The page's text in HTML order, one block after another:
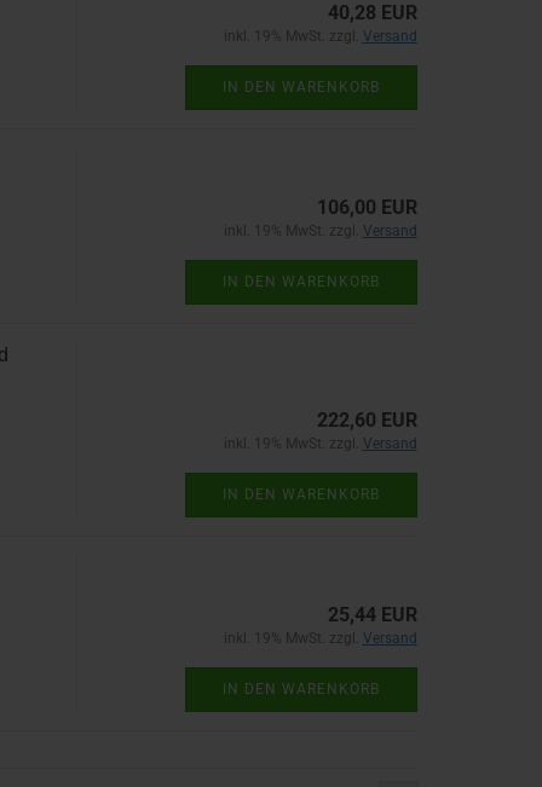
40,28 EUR
inkl. 19% MwSt. zzgl. Versand
IN DEN WARENKORB
106,00 EUR
inkl. 19% MwSt. zzgl. Versand
IN DEN WARENKORB
222,60 EUR
inkl. 19% MwSt. zzgl. Versand
IN DEN WARENKORB
25,44 EUR
inkl. 19% MwSt. zzgl. Versand
IN DEN WARENKORB